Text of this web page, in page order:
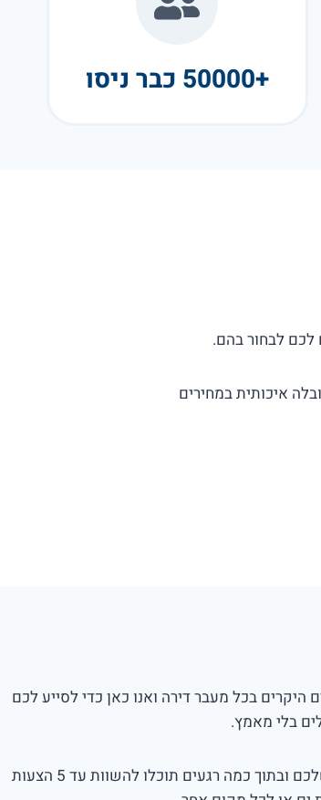
+50000 כבר ניסו
איכותית במחירים
היקרים בכל מעבר דירה ואנו כאן כדי לסייע לכם
בלי מאמץ.
מלאו את פרטי המעבר שלכם ובתוך כמה רגעים תוכלו להשוות עד 5 הצעות